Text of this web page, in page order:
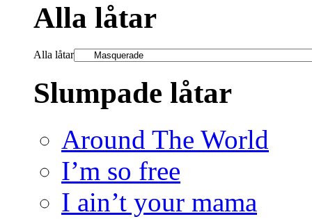
Alla låtar
Alla låtar
Slumpade låtar
Around The World
I’m so free
I ain’t your mama